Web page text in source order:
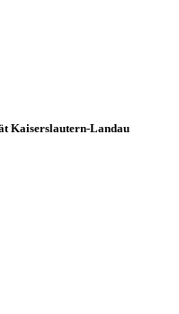
Kaiserslautern-Landau